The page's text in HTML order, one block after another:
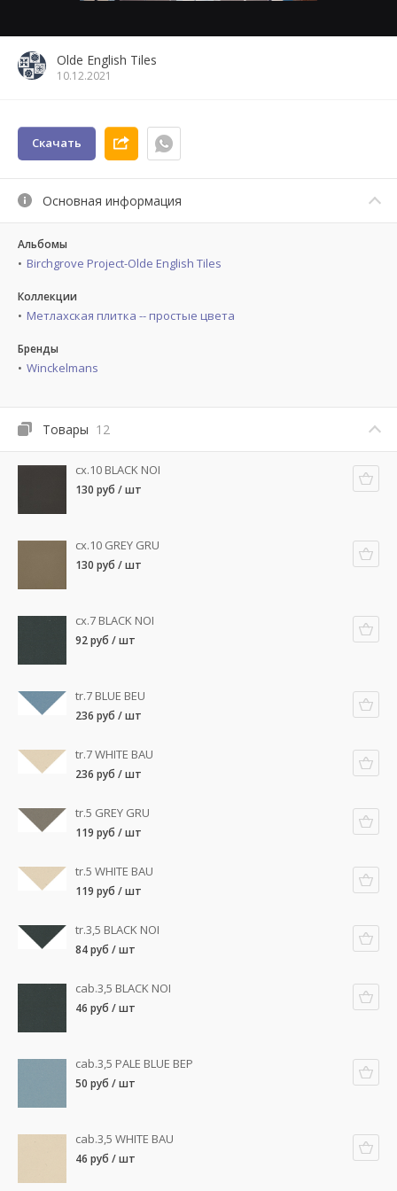
Olde English Tiles
10.12.2021
Скачать
Основная информация
Альбомы
Birchgrove Project-Olde English Tiles
Коллекции
Метлахская плитка -- простые цвета
Бренды
Winckelmans
Товары 12
cx.10 BLACK NOI
130 руб / шт
cx.10 GREY GRU
130 руб / шт
cx.7 BLACK NOI
92 руб / шт
tr.7 BLUE BEU
236 руб / шт
tr.7 WHITE BAU
236 руб / шт
tr.5 GREY GRU
119 руб / шт
tr.5 WHITE BAU
119 руб / шт
tr.3,5 BLACK NOI
84 руб / шт
cab.3,5 BLACK NOI
46 руб / шт
cab.3,5 PALE BLUE BEP
50 руб / шт
cab.3,5 WHITE BAU
46 руб / шт